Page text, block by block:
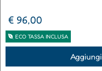
€ 96,00
ECO TASSA INCLUSA
Aggiungi